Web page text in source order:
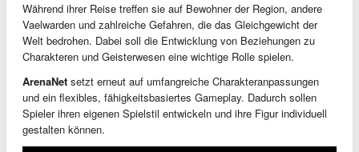
Während ihrer Reise treffen sie auf Bewohner der Region, andere
Vaelwarden und zahlreiche Gefahren, die das Gleichgewicht der
Welt bedrohen. Dabei soll die Entwicklung von Beziehungen zu
Charakteren und Geisterwesen eine wichtige Rolle spielen.
ArenaNet setzt erneut auf umfangreiche Charakteranpassungen
und ein flexibles, fähigkeitsbasiertes Gameplay. Dadurch sollen
Spieler ihren eigenen Spielstil entwickeln und ihre Figur individuell
gestalten können.